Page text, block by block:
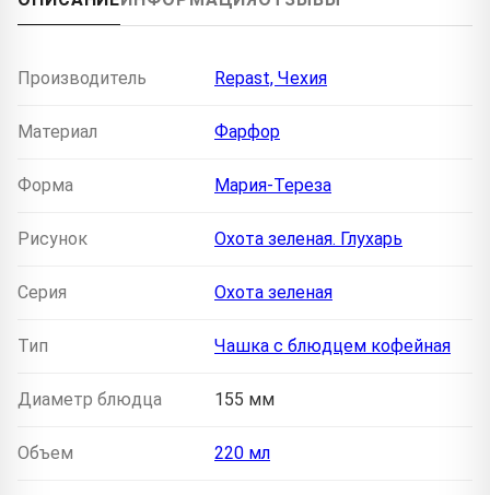
Производитель Repast, Чехия
Материал Фарфор
Форма Мария-Тереза
Рисунок Охота зеленая. Глухарь
Серия Охота зеленая
Тип Чашка с блюдцем кофейная
Диаметр блюдца 155 мм
Объем 220 мл